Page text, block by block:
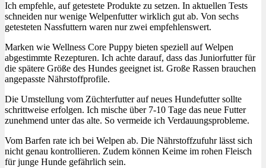
Ich empfehle, auf getestete Produkte zu setzen. In aktuellen Tests
schneiden nur wenige Welpenfutter wirklich gut ab. Von sechs
getesteten Nassfuttern waren nur zwei empfehlenswert.
Marken wie Wellness Core Puppy bieten speziell auf Welpen
abgestimmte Rezepturen. Ich achte darauf, dass das Juniorfutter für
die spätere Größe des Hundes geeignet ist. Große Rassen brauchen
angepasste Nährstoffprofile.
Die Umstellung vom Züchterfutter auf neues Hundefutter sollte
schrittweise erfolgen. Ich mische über 7-10 Tage das neue Futter
zunehmend unter das alte. So vermeide ich Verdauungsprobleme.
Vom Barfen rate ich bei Welpen ab. Die Nährstoffzufuhr lässt sich
nicht genau kontrollieren. Zudem können Keime im rohen Fleisch
für junge Hunde gefährlich sein.